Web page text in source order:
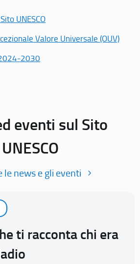
UNESCO
Valore Universale (OUV)
2030
eventi sul Sito
UNESCO
le news e gli eventi
ti racconta chi era